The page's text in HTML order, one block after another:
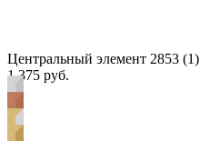
Центральный элемент 2853 (1)
1 375 руб.